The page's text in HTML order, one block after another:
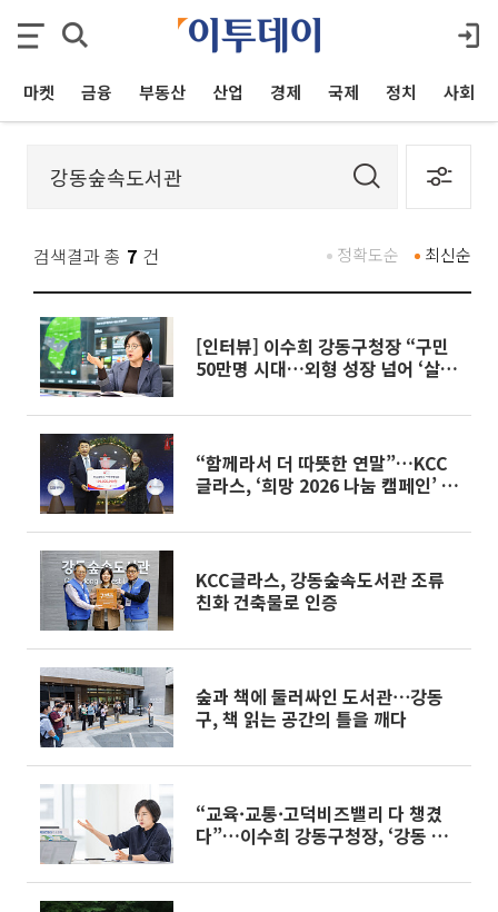
마켓 금융 부동산 산업 경제 국제 정치 사회
검색결과 총 7 건 최신순
정확도순
[인터뷰] 이수희 강동구청장 “구민
50만명 시대…외형 성장 넘어 ‘살기
“함께라서 더 따뜻한 연말”…KCC
글라스, ‘희망 2026 나눔 캠페인’ 동
KCC글라스, 강동숲속도서관 조류
친화 건축물로 인증
숲과 책에 둘러싸인 도서관⋯강동
구, 책 읽는 공간의 틀을 깨다
“교육·교통·고덕비즈밸리 다 챙겼
다”…이수희 강동구청장, ‘강동 그
[인터뷰]